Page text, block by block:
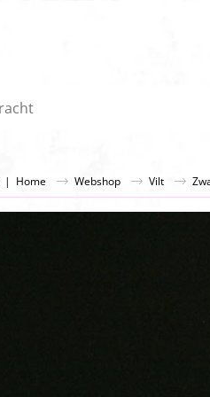
| Home Webshop Vilt